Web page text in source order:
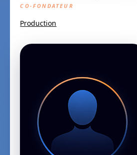
CO-FONDATEUR
Production